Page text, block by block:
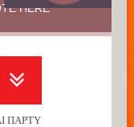
HERE
ΠΑΡΤΥ